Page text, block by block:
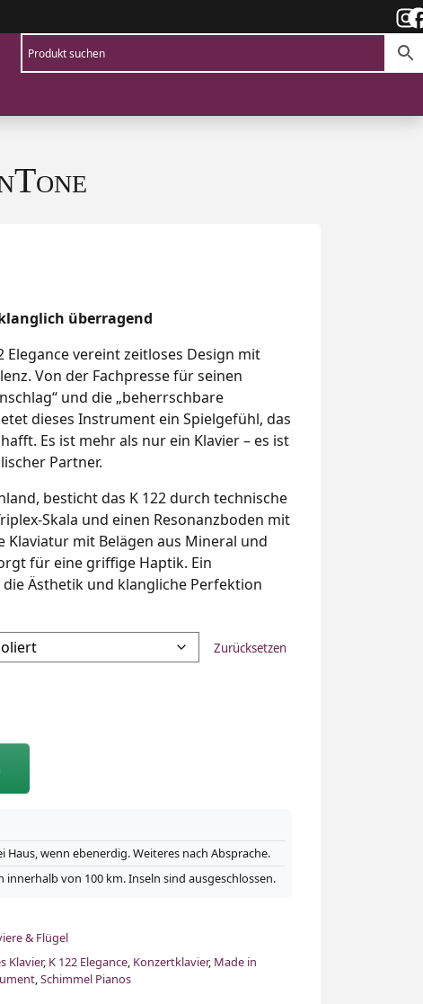
überragend
Elegance vereint zeitloses Design mit
Von der Fachpresse für seinen
und die „beherrschbare
dieses Instrument ein Spielgefühl, das
Es ist mehr als nur ein Klavier – es ist
Partner.
besticht das K 122 durch technische
Skala und einen Resonanzboden mit
Klaviatur mit Belägen aus Mineral und
für eine griffige Haptik. Ein
Ästhetik und klangliche Perfektion
Zurücksetzen
Haus, wenn ebenerdig. Weiteres nach Absprache.
von 100 km. Inseln sind ausgeschlossen.
& Flügel
Klavier, K 122 Elegance, Konzertklavier, Made in
,Schimmel Pianos